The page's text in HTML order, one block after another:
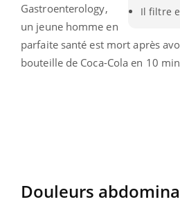
Il filtre
Gastroenterology,
un jeune homme en
parfaite santé est mort après
bouteille de Coca-Cola en 10
Douleurs